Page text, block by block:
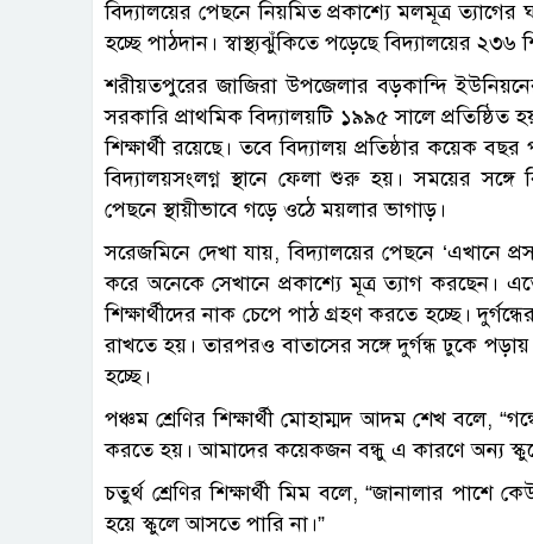
বিদ্যালয়ের পেছনে নিয়মিত প্রকাশ্যে মলমূত্র ত্যাগের
হচ্ছে পাঠদান। স্বাস্থ্যঝুঁকিতে পড়েছে বিদ্যালয়ের ২৩৬
শরীয়তপুরের জাজিরা উপজেলার বড়কান্দি
সরকারি প্রাথমিক বিদ্যালয়টি ১৯৯৫ সালে
শিক্ষার্থী রয়েছে। তবে বিদ্যালয় প্রতিষ্ঠার কয়েক
বিদ্যালয়সংলগ্ন স্থানে ফেলা শুরু হয়। সময়ের সঙ্গে
পেছনে স্থায়ীভাবে গড়ে ওঠে ময়লার ভাগাড়।
সরেজমিনে দেখা যায়, বিদ্যালয়ের পেছনে ‘এখানে
করে অনেকে সেখানে প্রকাশ্যে মূত্র ত্যাগ করছেন।
শিক্ষার্থীদের নাক চেপে পাঠ গ্রহণ করতে হচ্ছে।
রাখতে হয়। তারপরও বাতাসের সঙ্গে দুর্গন্ধ ঢুকে
হচ্ছে।
পঞ্চম শ্রেণির শিক্ষার্থী মোহাম্মদ আদম শেখ বলে,
করতে হয়। আমাদের কয়েকজন বন্ধু এ কারণে অন্য
চতুর্থ শ্রেণির শিক্ষার্থী মিম বলে, “জানালার
হয়ে স্কুলে আসতে পারি না।”